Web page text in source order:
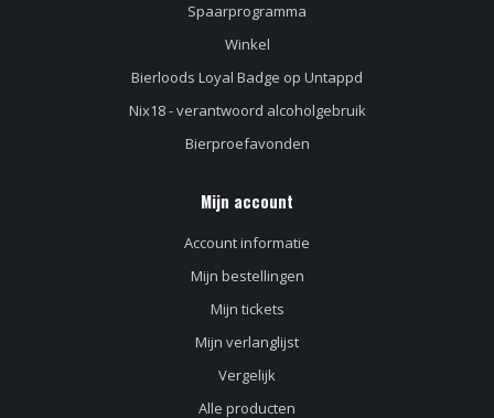
Spaarprogramma
Winkel
Bierloods Loyal Badge op Untappd
Nix18 - verantwoord alcoholgebruik
Bierproefavonden
Mijn account
Account informatie
Mijn bestellingen
Mijn tickets
Mijn verlanglijst
Vergelijk
Alle producten